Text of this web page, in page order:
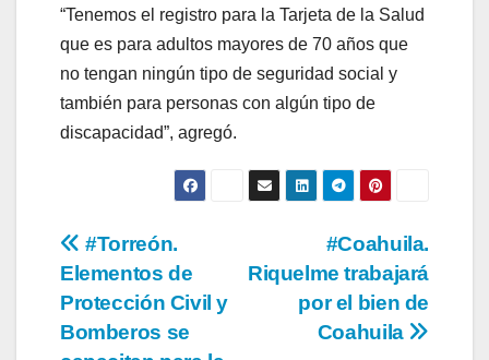
“Tenemos el registro para la Tarjeta de la Salud
que es para adultos mayores de 70 años que
no tengan ningún tipo de seguridad social y
también para personas con algún tipo de
discapacidad”, agregó.
Navegación
de
entradas
#Coahuila.
Riquelme trabajará
por el bien de
Coahuila
#Torreón.
Elementos de
Protección Civil y
Bomberos se